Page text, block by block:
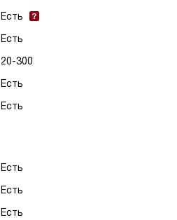
Есть
Есть
20-300
Есть
Есть
Есть
Есть
Есть